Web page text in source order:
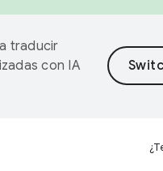
traducir
con IA